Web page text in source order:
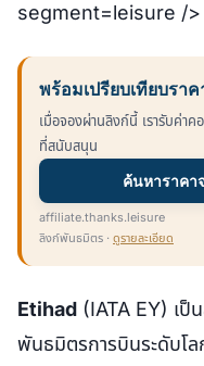
segment=leisure /
พร้อมเปรียบเทียบรา
เมื่อจองผ่านลิงก์นี้ เรารับค่
ที่สนับสนุน
ค้นหาราคา
affiliate.thanks.leisure
ลิงก์พันธมิตร · ดูรายละเอียด
Etihad (IATA EY) เป็
พันธมิตรการบินระดับโล